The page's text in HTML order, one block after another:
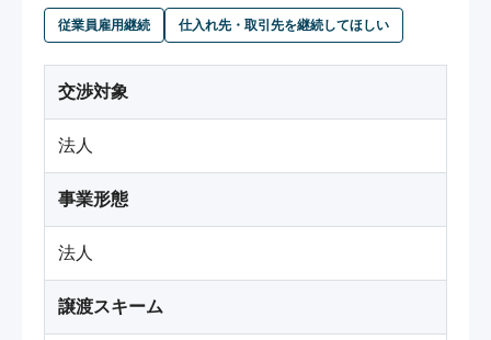
従業員雇用継続 仕入れ先・取引先を継続してほしい
交渉対象
法人
事業形態
法人
譲渡スキーム